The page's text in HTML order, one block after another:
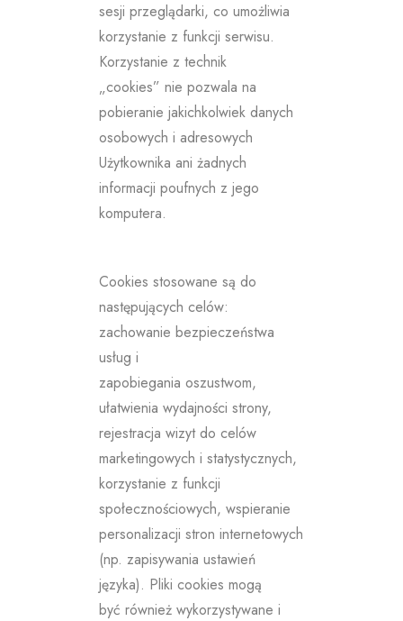
sesji przeglądarki, co umożliwia
korzystanie z funkcji serwisu.
Korzystanie z technik
„cookies” nie pozwala na
pobieranie jakichkolwiek danych
osobowych i adresowych
Użytkownika ani żadnych
informacji poufnych z jego
komputera.
Cookies stosowane są do
następujących celów:
zachowanie bezpieczeństwa
usług i
zapobiegania oszustwom,
ułatwienia wydajności strony,
rejestracja wizyt do celów
marketingowych i statystycznych,
korzystanie z funkcji
społecznościowych, wspieranie
personalizacji stron internetowych
(np. zapisywania ustawień
języka). Pliki cookies mogą
być również wykorzystywane i